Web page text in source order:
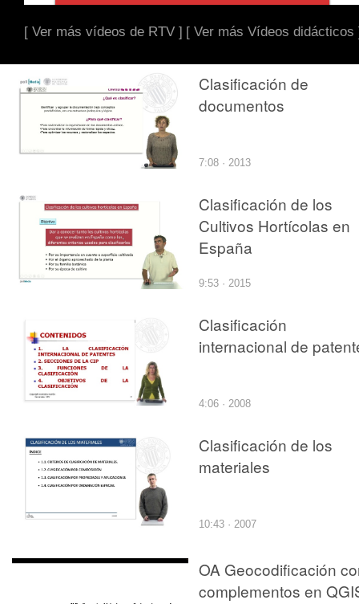
[ Ver más vídeos de RTV ] [ Ver más Vídeos didácticos
Clasificación de
documentos
7:08 · 2013
Clasificación de los
Cultivos Hortícolas en
España
9:53 · 2015
Clasificación
internacional de
4:06 · 2008
Clasificación de los
materiales
10:43 · 2007
OA Geocodificación
complementos en